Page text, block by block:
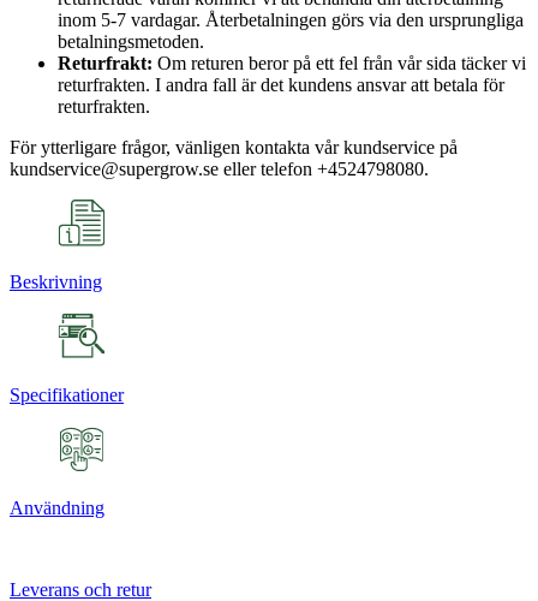
inom 5-7 vardagar. Återbetalningen görs via den ursprungliga
betalningsmetoden.
Returfrakt: Om returen beror på ett fel från vår sida täcker vi
returfrakten. I andra fall är det kundens ansvar att betala för
returfrakten.
För ytterligare frågor, vänligen kontakta vår kundservice på
kundservice@supergrow.se eller telefon +4524798080.
Beskrivning
Specifikationer
Användning
Leverans och retur